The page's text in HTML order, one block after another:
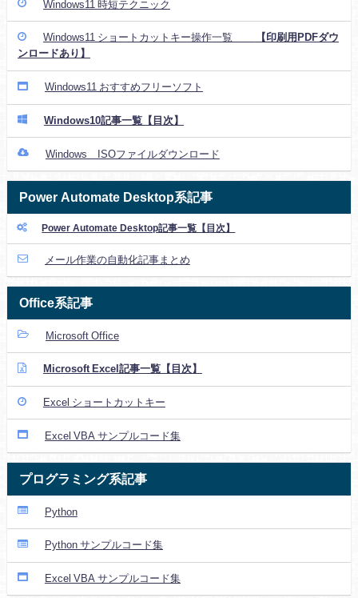
Windows11 時短テクニック
Windows11 ショートカットキー操作一覧
【印刷用PDFダウ
ンロードあり】
Windows11 おすすめフリーソフト
Windows10記事一覧【目次】
Windows ISOファイルダウンロード
Power Automate Desktop系記事
Power Automate Desktop記事一覧【目次】
メール作業の自動化記事まとめ
Office系記事
Microsoft Office
Microsoft Excel記事一覧【目次】
Excel ショートカットキー
Excel VBA サンプルコード集
プログラミング系記事
Python
Python サンプルコード集
Excel VBA サンプルコード集